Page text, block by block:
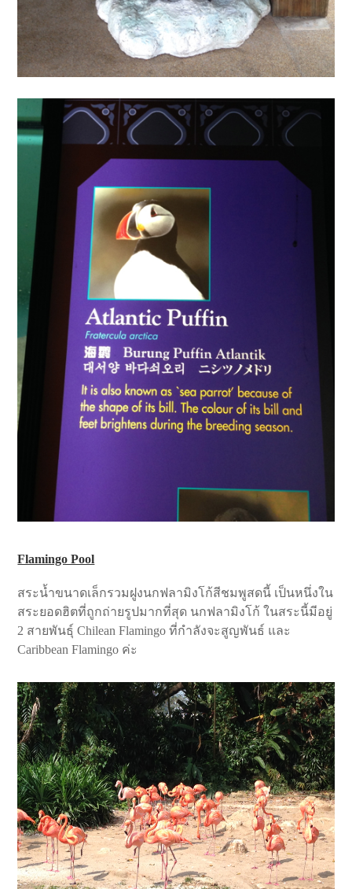
Flamingo Pool
สระน้ำขนาดเล็กรวมฝูงนกฟลามิงโก้สีชมพูสดนี้ เป็นหนึ่งใน
สระยอดฮิตที่ถูกถ่ายรูปมากที่สุด นกฟลามิงโก้ ในสระนี้มีอยู่
2 สายพันธุ์ Chilean Flamingo ที่กำลังจะสูญพันธ์ และ
Caribbean Flamingo ค่ะ